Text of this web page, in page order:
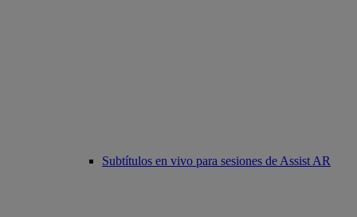
Subtítulos en vivo para sesiones de Assist AR